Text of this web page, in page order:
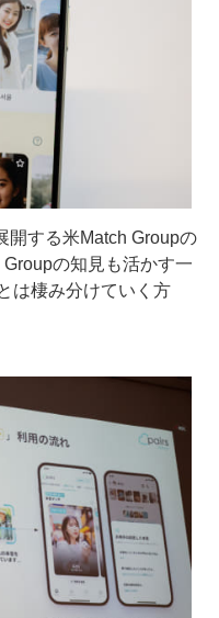
開する米Match Groupの
の知見も活かす一
は棲み分けていく方